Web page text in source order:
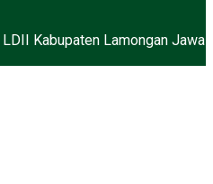
Kabupaten Lamongan Jawa